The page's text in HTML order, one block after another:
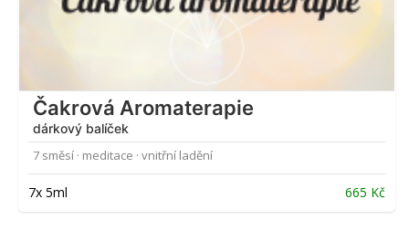
Čakrová Aromaterapie
dárkový balíček
7 směsí · meditace · vnitřní ladění
7x 5ml 665 Kč